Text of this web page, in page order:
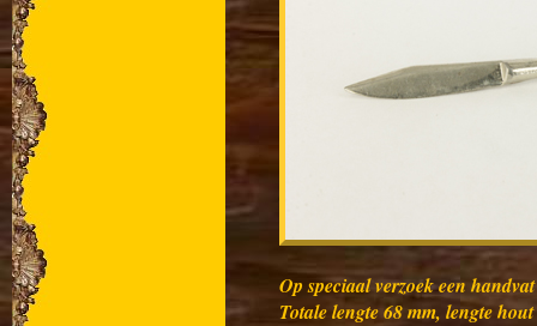
Op speciaal verzoek een
Totale lengte 68 mm, lengte